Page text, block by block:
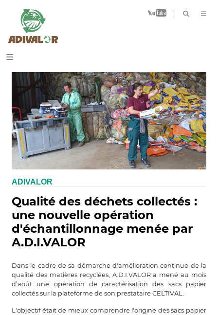
B
ADIVALOR
Qualité des déchets collectés :
une nouvelle opération
d'échantillonnage menée par
A.D.I.VALOR
Dans le cadre de sa démarche d'amélioration continue de la
qualité des matières recyclées, A.D.I.VALOR a mené au mois
d’août une opération de caractérisation des sacs papier
collectés sur la plateforme de son prestataire CELTIVAL.
L'objectif était de mieux comprendre l'origine des sacs papier